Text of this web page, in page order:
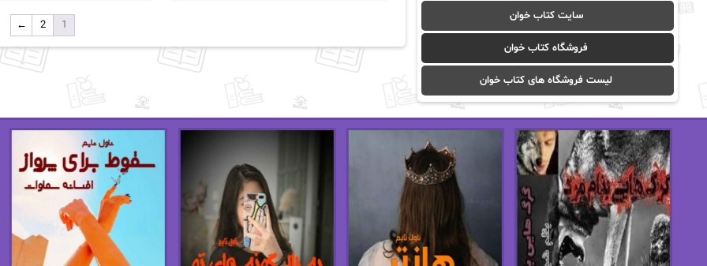
1
2
←
آیدا باقری آیسان صادقی
ا_اصغر زاده ا_اصغرزاده
اریک مورگنشترن از نیلوفر لاری
استفانی مهیر استل مسکم
اسما کافی اصغر زاده
افسانه سماوات اکرم محمدی
ال جی اسمیت الف صاد
سایت کتاب خوان
فروشگاه کتاب خوان
لیست فروشگاه های کتاب خوان